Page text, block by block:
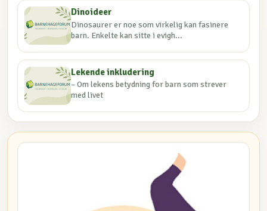
Dinoideer
Dinosaurer er noe som virkelig kan fasinere
barn. Enkelte kan sitte i evigh...
Lekende inkludering
– Om lekens betydning for barn som strever
med livet